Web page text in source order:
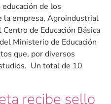
de los
la empresa, Agroindustrial
de Educación Básica
Ministerio de Educación
que, por diversos
Un total de 10
recibe sello